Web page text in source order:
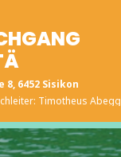
6452 Sisikon
Timotheus Abegg